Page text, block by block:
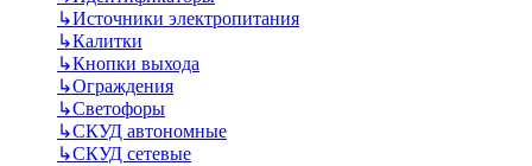
↳Источники электропитания
↳Калитки
↳Кнопки выхода
↳Ограждения
↳Светофоры
↳СКУД автономные
↳СКУД сетевые